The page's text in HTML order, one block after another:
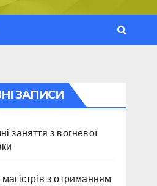
ЗАПИСИ
заняття з вогневої
магістрів з отриманням